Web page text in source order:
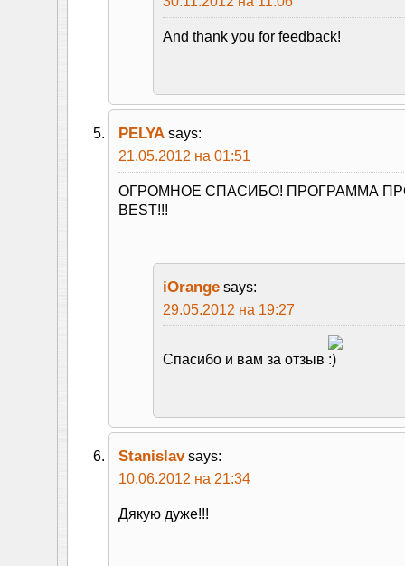
And thank you for feedback!
PELYA says:
21.05.2012 на 01:51
ОГРОМНОЕ СПАСИБО! ПРОГРАММА
BEST!!!
iOrange says:
29.05.2012 на 19:27
Спасибо и вам за отзыв
Stanislav says:
10.06.2012 на 21:34
Дякую дуже!!!